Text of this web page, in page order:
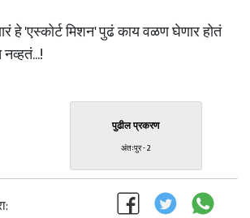
हे 'एस्कोर्ट मिशन' पुढं काय वळण घेणार होतं
पुढील प्रकरण
अंतःपुर - 2